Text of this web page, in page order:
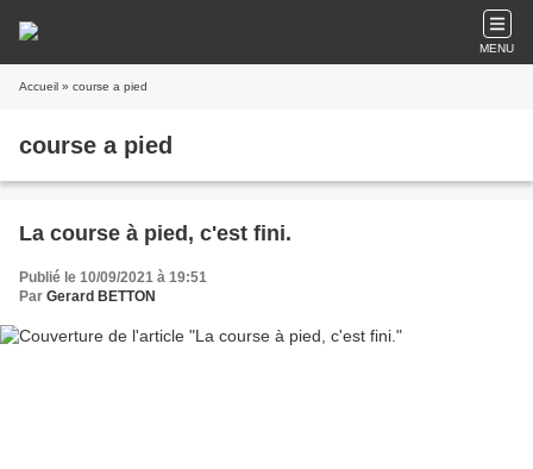
MENU
Accueil » course a pied
course a pied
La course à pied, c'est fini.
Publié le 10/09/2021 à 19:51
Par Gerard BETTON